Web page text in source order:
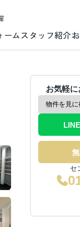
ーム スタッフ紹介
お気軽
セ